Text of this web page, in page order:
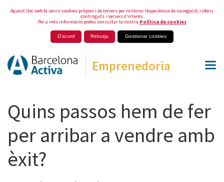
Aquest lloc web fa servir cookies pròpies i de tercers per millorar l’experiència de navegació, i oferir
continguts i serveis d’interès.
Per a més informació podeu consultar la nostra Política de cookies
D'acord Rebutja Gestionar cookies
Emprenedoria
Quins passos hem de fer
per arribar a vendre amb
èxit?